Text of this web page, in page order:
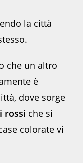
la città
che un altro
è
dove sorge
rossi che si
colorate vi